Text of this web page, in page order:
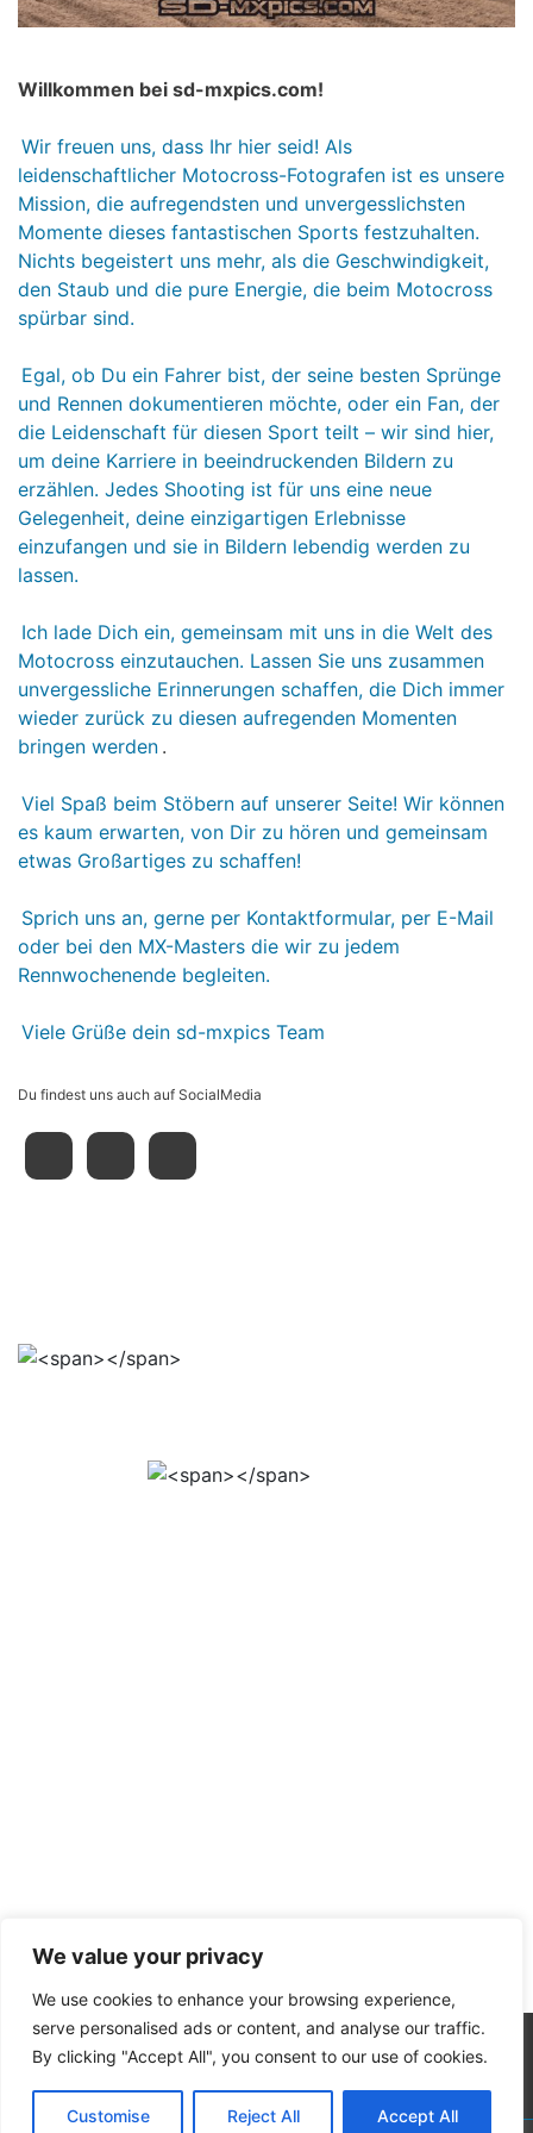
We value your privacy
We use cookies to enhance your browsing experience,
serve personalised ads or content, and analyse our traffic.
By clicking "Accept All", you consent to our use of cookies.
Customise Reject All Accept All
Willkommen bei sd-mxpics.com!
Wir freuen uns, dass Ihr hier seid! Als
leidenschaftlicher Motocross-Fotografen ist es unsere
Mission, die aufregendsten und unvergesslichsten
Momente dieses fantastischen Sports festzuhalten.
Nichts begeistert uns mehr, als die Geschwindigkeit,
den Staub und die pure Energie, die beim Motocross
spürbar sind.
Egal, ob Du ein Fahrer bist, der seine besten Sprünge
und Rennen dokumentieren möchte, oder ein Fan, der
die Leidenschaft für diesen Sport teilt – wir sind hier,
um deine Karriere in beeindruckenden Bildern zu
erzählen. Jedes Shooting ist für uns eine neue
Gelegenheit, deine einzigartigen Erlebnisse
einzufangen und sie in Bildern lebendig werden zu
lassen.
Ich lade Dich ein, gemeinsam mit uns in die Welt des
Motocross einzutauchen. Lassen Sie uns zusammen
unvergessliche Erinnerungen schaffen, die Dich immer
wieder zurück zu diesen aufregenden Momenten
bringen werden .
Viel Spaß beim Stöbern auf unserer Seite! Wir können
es kaum erwarten, von Dir zu hören und gemeinsam
etwas Großartiges zu schaffen!
Sprich uns an, gerne per Kontaktformular, per E-Mail
oder bei den MX-Masters die wir zu jedem
Rennwochenende begleiten.
Viele Grüße dein sd-mxpics Team
Du findest uns auch auf SocialMedia